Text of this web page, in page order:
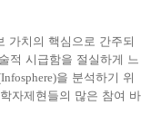
가치의 핵심으로 간주되
적 시급함을 절실하게 느
을 분석하기 위
자제현들의 많은 참여 바